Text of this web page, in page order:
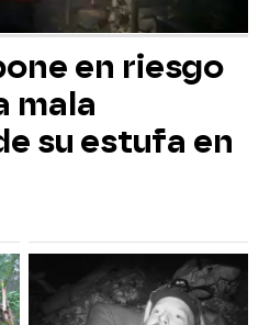
en riesgo
mala
su estufa en